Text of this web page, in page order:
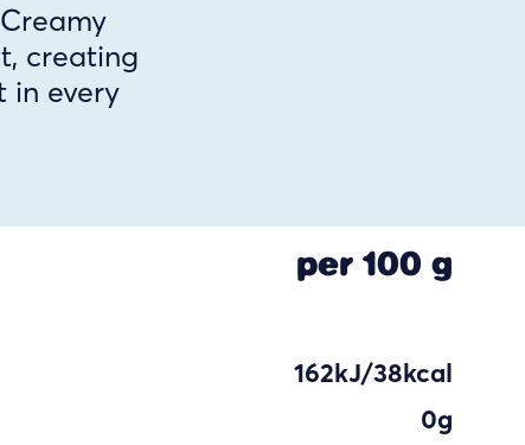
creating
in every
per 100 g
162kJ/38kcal
0g